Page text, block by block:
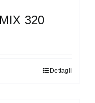
320
Dettagli